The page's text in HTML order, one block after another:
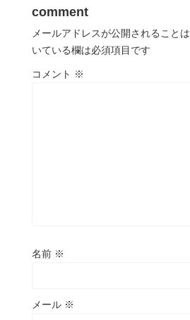
comment
メールアドレスが公開されることは
いている欄は必須項目です
コメント ※
名前 ※
メール ※